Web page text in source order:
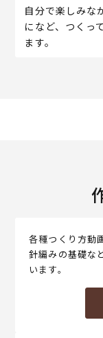
自分で楽しみな
になど、つくっ
ます。
各種つくり方動
針編みの基礎な
います。